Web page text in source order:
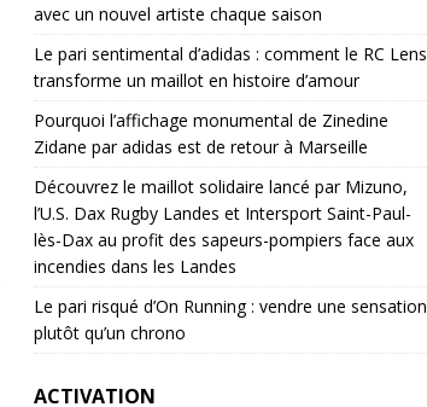
avec un nouvel artiste chaque saison
Le pari sentimental d’adidas : comment le RC Lens
transforme un maillot en histoire d’amour
Pourquoi l’affichage monumental de Zinedine
Zidane par adidas est de retour à Marseille
Découvrez le maillot solidaire lancé par Mizuno,
l’U.S. Dax Rugby Landes et Intersport Saint-Paul-
lès-Dax au profit des sapeurs-pompiers face aux
incendies dans les Landes
Le pari risqué d’On Running : vendre une sensation
plutôt qu’un chrono
ACTIVATION